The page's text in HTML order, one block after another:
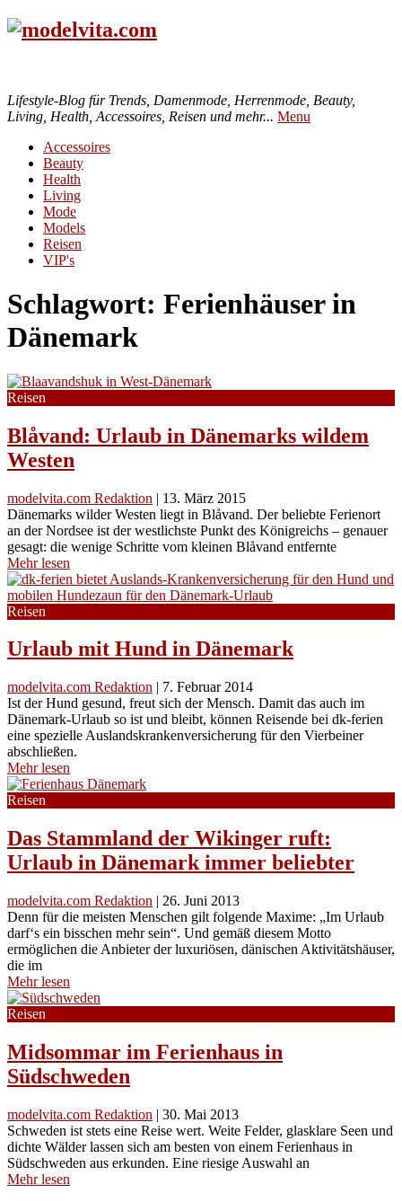
Lifestyle-Blog für Trends, Damenmode, Herrenmode, Beauty,
Living, Health, Accessoires, Reisen und mehr... Menu
Accessoires
Beauty
Health
Living
Mode
Models
Reisen
VIP's
Schlagwort: Ferienhäuser in
Dänemark
Reisen
Blåvand: Urlaub in Dänemarks wildem
Westen
modelvita.com Redaktion | 13. März 2015
Dänemarks wilder Westen liegt in Blåvand. Der beliebte Ferienort
an der Nordsee ist der westlichste Punkt des Königreichs – genauer
gesagt: die wenige Schritte vom kleinen Blåvand entfernte
Mehr lesen
Reisen
Urlaub mit Hund in Dänemark
modelvita.com Redaktion | 7. Februar 2014
Ist der Hund gesund, freut sich der Mensch. Damit das auch im
Dänemark-Urlaub so ist und bleibt, können Reisende bei dk-ferien
eine spezielle Auslandskrankenversicherung für den Vierbeiner
abschließen.
Mehr lesen
Reisen
Das Stammland der Wikinger ruft:
Urlaub in Dänemark immer beliebter
modelvita.com Redaktion | 26. Juni 2013
Denn für die meisten Menschen gilt folgende Maxime: „Im Urlaub
darf‘s ein bisschen mehr sein“. Und gemäß diesem Motto
ermöglichen die Anbieter der luxuriösen, dänischen Aktivitätshäuser,
die im
Mehr lesen
Reisen
Midsommar im Ferienhaus in
Südschweden
modelvita.com Redaktion | 30. Mai 2013
Schweden ist stets eine Reise wert. Weite Felder, glasklare Seen und
dichte Wälder lassen sich am besten von einem Ferienhaus in
Südschweden aus erkunden. Eine riesige Auswahl an
Mehr lesen